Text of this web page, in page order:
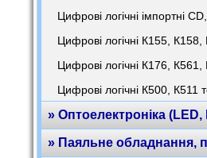
Цифрові логічні імпортні
Цифрові логічні К155,
Цифрові логічні К176, К561,
Цифрові логічні К500, К511
» Оптоелектроніка
» Паяльне обладнання,